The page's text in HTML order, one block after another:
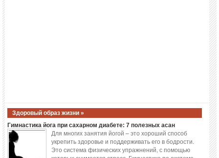
Здоровый образ жизни »
Гимнастика йога при сахарном диабете: 7 полезных асан
Для многих занятия йогой – это хороший способ
укрепить здоровье и поддерживать его в бодрости.
Это система физических упражнений, с помощью